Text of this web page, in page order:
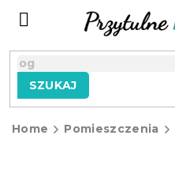
SZUKAJ
Home Pomieszczenia